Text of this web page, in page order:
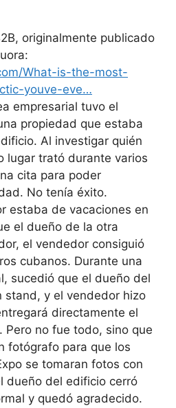
originalmente publicado
What-is-the-most-
youve-eve…
empresarial tuvo el
propiedad que estaba
Al investigar quién
lugar trató durante varios
cita para poder
No tenía éxito.
estaba de vacaciones en
el dueño de la otra
el vendedor consiguió
cubanos. Durante una
sucedió que el dueño del
stand, y el vendedor hizo
directamente el
Pero no fue todo, sino que
fotógrafo para que los
se tomaran fotos con
dueño del edificio cerró
y quedó agradecido.